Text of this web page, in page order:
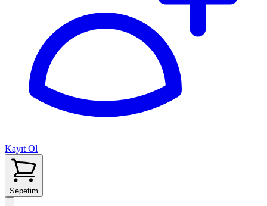
Kayıt Ol
Sepetim